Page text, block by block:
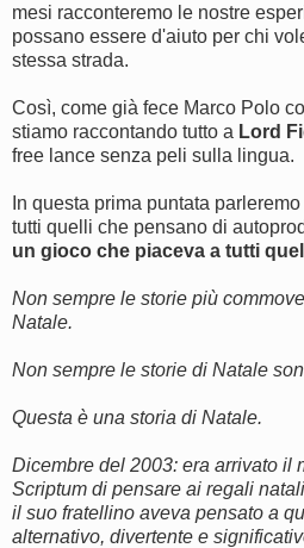
mesi racconteremo le nostre
possano essere d'aiuto per chi
stessa strada.
Così, come già fece Marco Polo
stiamo raccontando tutto a Lord
free lance senza peli sulla lingua.
In questa prima puntata
tutti quelli che pensano di
un gioco che piaceva a tutti
Non sempre le storie più
Natale.
Non sempre le storie di Natale
Questa è una storia di Natale.
Dicembre del 2003: era arrivato il
Scriptum di pensare ai regali
il suo fratellino aveva pensato a
alternativo, divertente e